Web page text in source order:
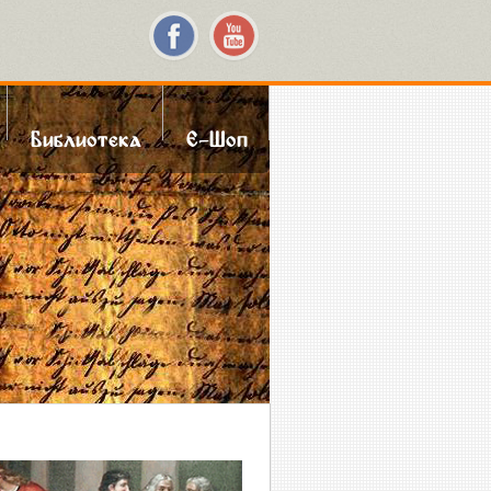
Библиотека Е-Шоп